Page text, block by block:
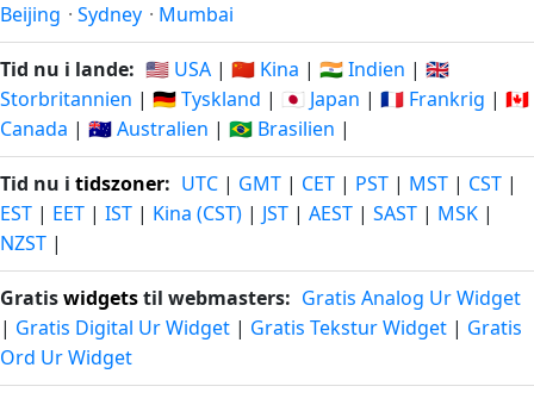
Beijing · Sydney · Mumbai
Tid nu i lande: 🇺🇸 USA | 🇨🇳 Kina | 🇮🇳 Indien | 🇬🇧
Storbritannien | 🇩🇪 Tyskland | 🇯🇵 Japan | 🇫🇷 Frankrig | 🇨🇦
Canada | 🇦🇺 Australien | 🇧🇷 Brasilien |
Tid nu i tidszoner: UTC | GMT | CET | PST | MST | CST |
EST | EET | IST | Kina (CST) | JST | AEST | SAST | MSK |
NZST |
Gratiswidgetstil webmasters: Gratis Analog Ur Widget
| Gratis Digital Ur Widget | Gratis Tekstur Widget | Gratis
Ord Ur Widget